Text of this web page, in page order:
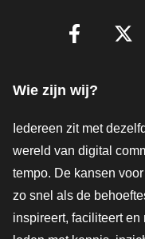
Volg je ons al?
Wie zijn wij?
Iedereen zit met
wereld van digital
tempo. De kansen
zo snel als de
inspireert, faciliteert